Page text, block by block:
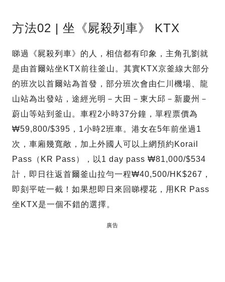
方法02 | 坐《屍殺列車》 KTX
睇過《屍殺列車》的人，相信都有印象，主角孔劉就
是由首爾站坐KTX前往釜山。其實KTX京釜線大部分
的班次以首爾站為首發，部分班次會由仁川機場、龍
山站為出發站，途經光明－大田－東大邱－新慶州－
蔚山等站到釜山。車程2小時37分鐘，單程票價為
₩59,800/$395，1小時2班車。港女在5年前坐過1
次，車廂幾寬敞，加上外國人可以上網預約Korail
Pass（KR Pass），以1 day pass ₩81,000/$534
計，即日往返首爾釜山拉勻一程₩40,500/HK$267，
即刻平咗一截！如果想即日來回睇櫻花，用KR Pass
坐KTX是一個不錯的選擇。
廣告